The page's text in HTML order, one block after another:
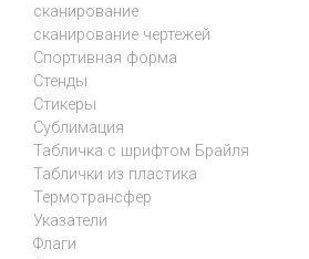
сканирование
сканирование чертежей
Спортивная форма
Стенды
Стикеры
Сублимация
Табличка с шрифтом Брайля
Таблички из пластика
Термотрансфер
Указатели
Флаги